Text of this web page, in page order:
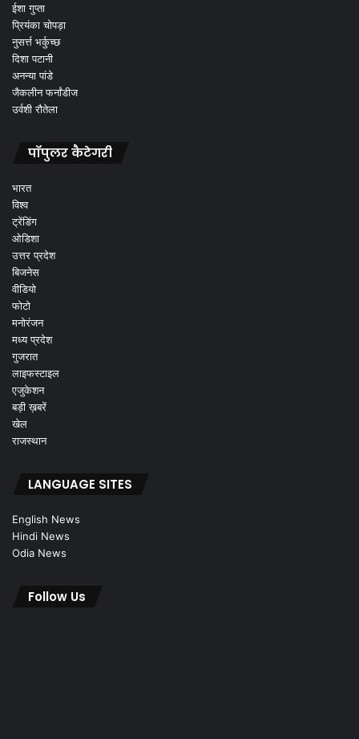
ईशा गुप्ता
प्रियंका चोपड़ा
नुसर्त्त भर्कुच्छ
दिशा पटानी
अनन्या पांडे
जैकलीन फर्नांडीज
उर्वशी रौतेला
पॉपुलर कैटेगरी
भारत
विश्व
ट्रेंडिंग
ओडिशा
उत्तर प्रदेश
बिजनेस
वीडियो
फोटो
मनोरंजन
मध्य प्रदेश
गुजरात
लाइफस्टाइल
एजुकेशन
बड़ी ख़बरें
खेल
राजस्थान
LANGUAGE SITES
English News
Hindi News
Odia News
Follow Us